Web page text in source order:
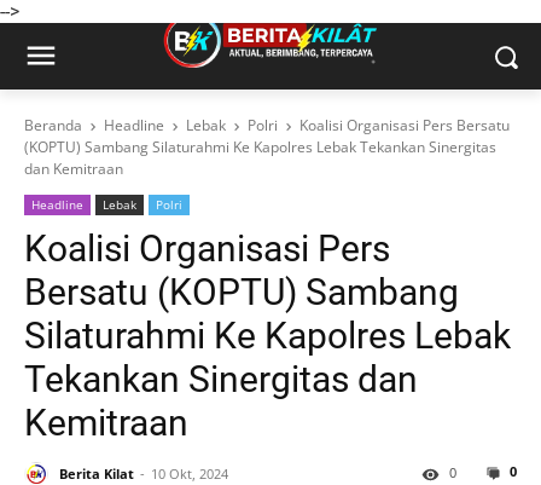
-->
Beranda Headline Lebak Polri
Koalisi Organisasi Pers Bersatu
(KOPTU) Sambang Silaturahmi Ke Kapolres Lebak Tekankan Sinergitas
dan Kemitraan
Headline Lebak Polri
Koalisi Organisasi Pers
Bersatu (KOPTU) Sambang
Silaturahmi Ke Kapolres Lebak
Tekankan Sinergitas dan
Kemitraan
Berita Kilat 10 Okt, 2024 0
0